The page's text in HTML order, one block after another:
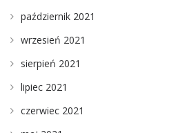
październik 2021
wrzesień 2021
sierpień 2021
lipiec 2021
czerwiec 2021